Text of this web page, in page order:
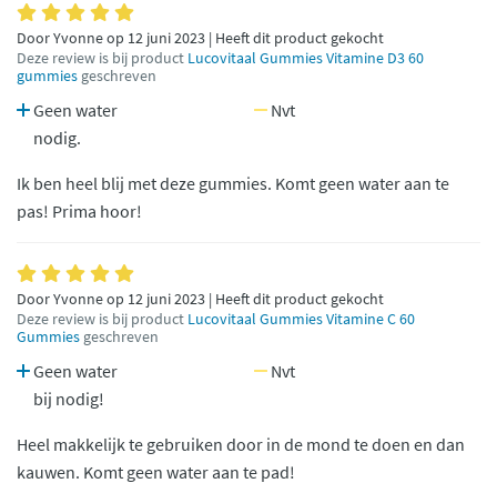
Door Yvonne op 12 juni 2023 | Heeft dit product gekocht
Deze review is bij product Lucovitaal Gummies Vitamine D3 60
gummies geschreven
Geen water
nodig.
Nvt
Ik ben heel blij met deze gummies. Komt geen water aan te
pas! Prima hoor!
Door Yvonne op 12 juni 2023 | Heeft dit product gekocht
Deze review is bij product Lucovitaal Gummies Vitamine C 60
Gummies geschreven
Geen water
bij nodig!
Nvt
Heel makkelijk te gebruiken door in de mond te doen en dan
kauwen. Komt geen water aan te pad!